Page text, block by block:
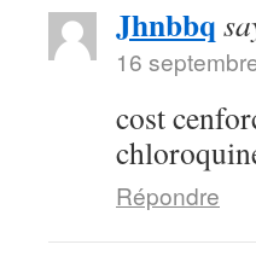
Jhnbbq
16
cost
Répondre